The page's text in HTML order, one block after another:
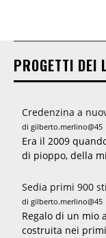
PROGETTI DEI
Credenzina a
di gilberto.merlino@45
Era il 2009
di pioppo, della
Sedia primi 900
di gilberto.merlino@45
Regalo di un mio
costruita nei